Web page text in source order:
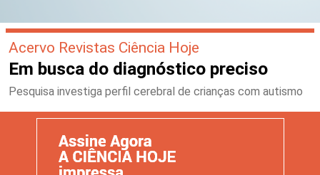
Acervo Revistas Ciência Hoje
Em busca do diagnóstico preciso
Pesquisa investiga perfil cerebral de crianças com autismo